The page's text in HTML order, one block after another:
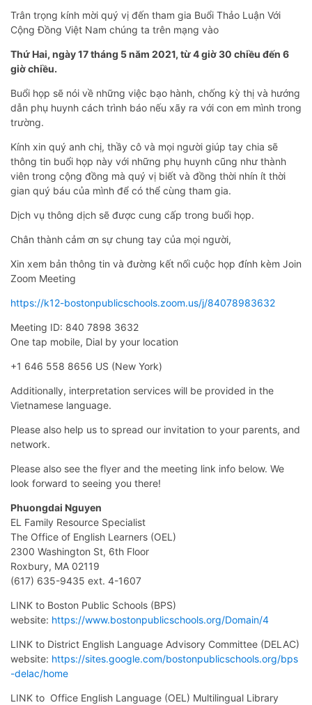
Trân trọng kính mời quý vị đến tham gia Buổi Thảo Luận Với
Cộng Đồng Việt Nam chúng ta trên mạng vào
Thứ Hai, ngày 17 tháng 5 năm 2021, từ 4 giờ 30 chiều đến 6
giờ chiều.
Buổi họp sẽ nói về những việc bạo hành, chống kỳ thị và hướng
dẫn phụ huynh cách trình báo nếu xãy ra với con em mình trong
trường.
Kính xin quý anh chị, thầy cô và mọi người giúp tay chia sẽ
thông tin buổi họp này với những phụ huynh cũng như thành
viên trong cộng đồng mà quý vị biết và đồng thời nhín ít thời
gian quý báu của mình để có thể cùng tham gia.
Dịch vụ thông dịch sẽ được cung cấp trong buổi họp.
Chân thành cảm ơn sự chung tay của mọi người,
Xin xem bản thông tin và đường kết nối cuộc họp đính kèm Join
Zoom Meeting
https://k12-bostonpublicschools.zoom.us/j/84078983632
Meeting ID: 840 7898 3632
One tap mobile, Dial by your location
+1 646 558 8656 US (New York)
Additionally, interpretation services will be provided in the
Vietnamese language.
Please also help us to spread our invitation to your parents, and
network.
Please also see the flyer and the meeting link info below. We
look forward to seeing you there!
Phuongdai Nguyen
EL Family Resource Specialist
The Office of English Learners (OEL)
2300 Washington St, 6th Floor
Roxbury, MA 02119
(617) 635-9435 ext. 4-1607
LINK to Boston Public Schools (BPS)
website: https://www.bostonpublicschools.org/Domain/4
LINK to District English Language Advisory Committee (DELAC)
website: https://sites.google.com/bostonpublicschools.org/bps
-delac/home
LINK to Office English Language (OEL) Multilingual Library